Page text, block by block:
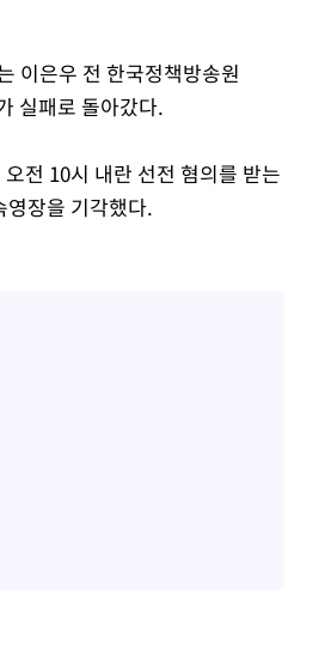
이은우 전 한국정책방송원
실패로 돌아갔다.
전 10시 내란 선전 혐의를 받는
영장을 기각했다.